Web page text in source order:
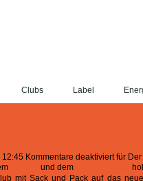
Clubs Label
12:45 Kommentare deaktiviertfür Der
und dem
mit Sack und Pack auf das